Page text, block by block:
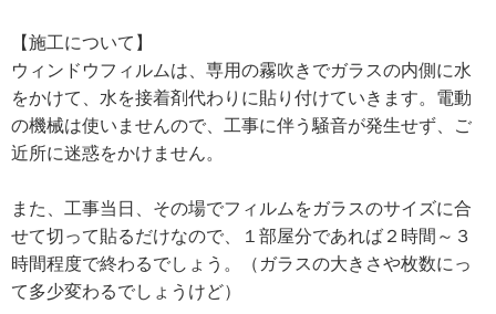
【施工について】
ウィンドウフィルムは、専用の霧吹きでガラスの内側に水
をかけて、水を接着剤代わりに貼り付けていきます。電動
の機械は使いませんので、工事に伴う騒音が発生せず、ご
近所に迷惑をかけません。
また、工事当日、その場でフィルムをガラスのサイズに合
せて切って貼るだけなので、１部屋分であれば２時間～３
時間程度で終わるでしょう。（ガラスの大きさや枚数にっ
て多少変わるでしょうけど）